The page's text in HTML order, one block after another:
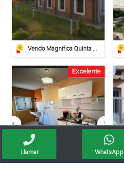
Vendo Magnifica Quinta De Grandes Dimensiones. - Zona Estación Saguier
Se Vende Casa En Pilar (apta Crédito Hipotecario)
Excelente
Llamar WhatsApp